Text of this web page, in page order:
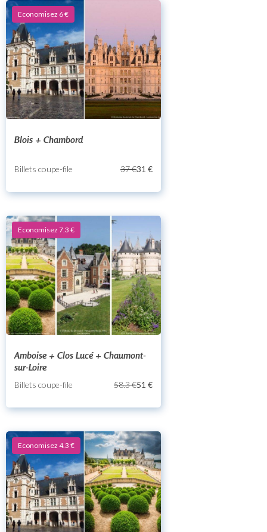
Economisez 6 €
Blois + Chambord
Billets coupe-file 37 €31 €
Economisez 7.3 €
Amboise + Clos Lucé + Chaumont-
sur-Loire
Billets coupe-file 58.3 €51 €
Economisez 4.3 €